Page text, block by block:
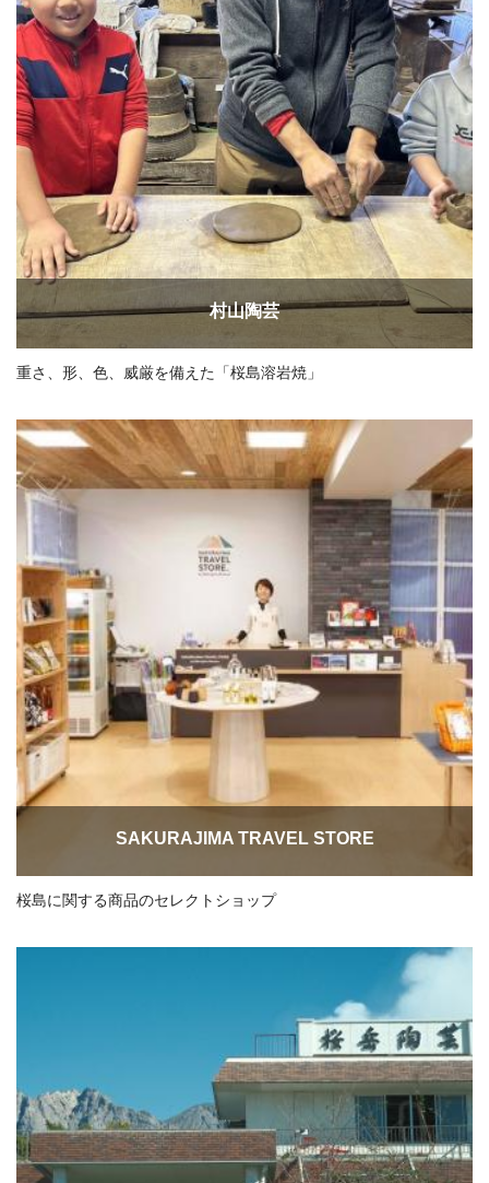
村山陶芸
重さ、形、色、威厳を備えた「桜島溶岩焼」
SAKURAJIMA TRAVEL STORE
桜島に関する商品のセレクトショップ